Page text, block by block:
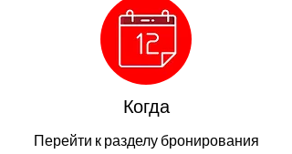
Когда
Перейти к разделу бронирования